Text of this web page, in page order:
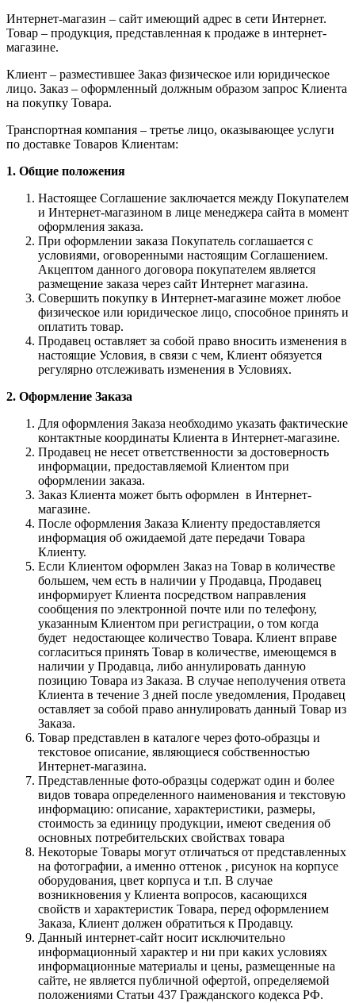
Интернет-магазин – сайт имеющий адрес в сети Интернет.
Товар – продукция, представленная к продаже в интернет-
магазине.
Клиент – разместившее Заказ физическое или юридическое
лицо. Заказ – оформленный должным образом запрос Клиента
на покупку Товара.
Транспортная компания – третье лицо, оказывающее услуги
по доставке Товаров Клиентам:
1. Общие положения
Настоящее Соглашение заключается между Покупателем
и Интернет-магазином в лице менеджера сайта в момент
оформления заказа.
При оформлении заказа Покупатель соглашается с
условиями, оговоренными настоящим Соглашением.
Акцептом данного договора покупателем является
размещение заказа через сайт Интернет магазина.
Совершить покупку в Интернет-магазине может любое
физическое или юридическое лицо, способное принять и
оплатить товар.
Продавец оставляет за собой право вносить изменения в
настоящие Условия, в связи с чем, Клиент обязуется
регулярно отслеживать изменения в Условиях.
2. Оформление Заказа
Для оформления Заказа необходимо указать фактические
контактные координаты Клиента в Интернет-магазине.
Продавец не несет ответственности за достоверность
информации, предоставляемой Клиентом при
оформлении заказа.
Заказ Клиента может быть оформлен в Интернет-
магазине.
После оформления Заказа Клиенту предоставляется
информация об ожидаемой дате передачи Товара
Клиенту.
Если Клиентом оформлен Заказ на Товар в количестве
большем, чем есть в наличии у Продавца, Продавец
информирует Клиента посредством направления
сообщения по электронной почте или по телефону,
указанным Клиентом при регистрации, о том когда
будет недостающее количество Товара. Клиент вправе
согласиться принять Товар в количестве, имеющемся в
наличии у Продавца, либо аннулировать данную
позицию Товара из Заказа. В случае неполучения ответа
Клиента в течение 3 дней после уведомления, Продавец
оставляет за собой право аннулировать данный Товар из
Заказа.
Товар представлен в каталоге через фото-образцы и
текстовое описание, являющиеся собственностью
Интернет-магазина.
Представленные фото-образцы содержат один и более
видов товара определенного наименования и текстовую
информацию: описание, характеристики, размеры,
стоимость за единицу продукции, имеют сведения об
основных потребительских свойствах товара
Некоторые Товары могут отличаться от представленных
на фотографии, а именно оттенок , рисунок на корпусе
оборудования, цвет корпуса и т.п. В случае
возникновения у Клиента вопросов, касающихся
свойств и характеристик Товара, перед оформлением
Заказа, Клиент должен обратиться к Продавцу.
Данный интернет-сайт носит исключительно
информационный характер и ни при каких условиях
информационные материалы и цены, размещенные на
сайте, не является публичной офертой, определяемой
положениями Статьи 437 Гражданского кодекса РФ.